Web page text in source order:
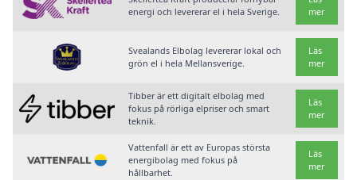
energi och levererar el i hela Sverige.
mer
Svealands Elbolag levererar lokal och
grön el i hela Mellansverige.
Läs
mer
Tibber är ett digitalt elbolag med
fokus på rörliga elpriser och smart
teknik.
Läs
mer
Vattenfall är ett av Europas största
energibolag med fokus på
hållbarhet.
Läs
mer